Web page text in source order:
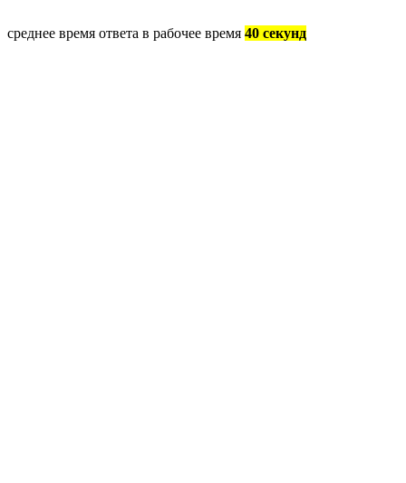
среднее время ответа в рабочее время 40 секунд